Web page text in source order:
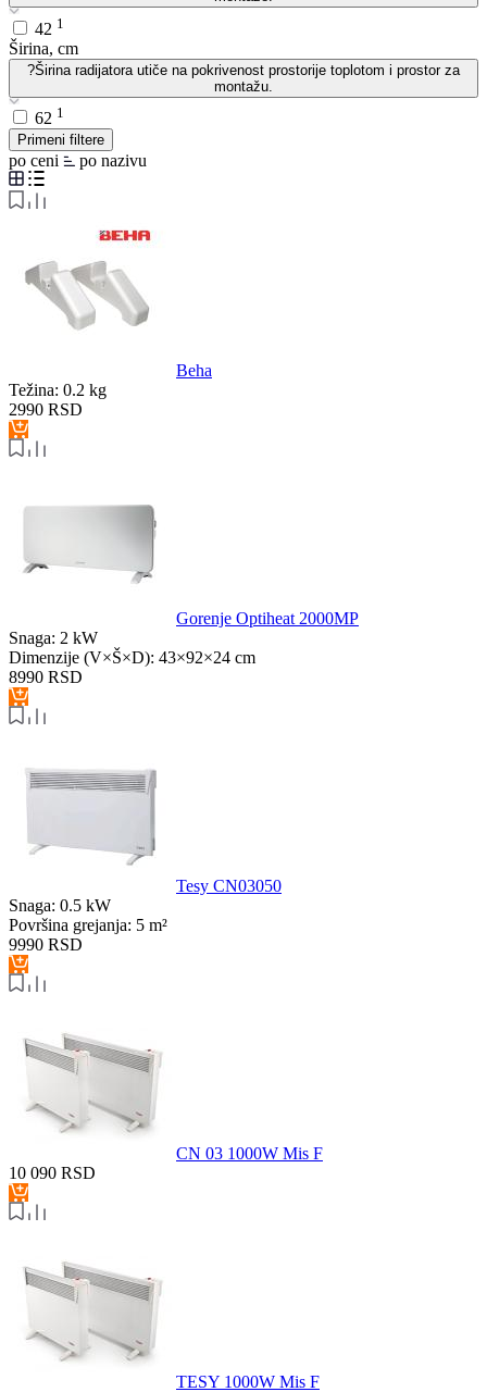
42 1
Širina, cm
?Širina radijatora utiče na pokrivenost prostorije toplotom i prostor za
montažu.
62 1
Primeni filtere
po ceni po nazivu
Beha
Težina: 0.2 kg
2990 RSD
Gorenje Optiheat 2000MP
Snaga: 2 kW
Dimenzije (V×Š×D): 43×92×24 cm
8990 RSD
Tesy CN03050
Snaga: 0.5 kW
Površina grejanja: 5 m²
9990 RSD
CN 03 1000W Mis F
10 090 RSD
TESY 1000W Mis F